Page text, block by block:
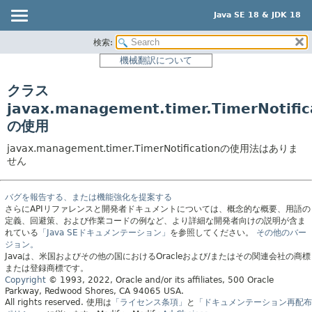
Java SE 18 & JDK 18
パッケージ
クラス
使用
ツリー
新規
非推奨
索引
ヘルプ
検索:
機械翻訳について
クラス
の使用
javax.management.timer.TimerNotificationの使用法はありま
せん
バグを報告する、または機能強化を提案する
さらにAPIリファレンスと開発者ドキュメントについては、概念的な概要、用語の
定義、回避策、および作業コードの例など、より詳細な開発者向けの説明が含ま
れている 「Java SEドキュメンテーション」 を参照してください。
その他のバー
ジョン。
Javaは、米国およびその他の国におけるOracleおよび/またはその関連会社の商標
または登録商標です。
Copyright © 1993, 2022, Oracle and/or its affiliates, 500 Oracle
Parkway, Redwood Shores, CA 94065 USA.
All rights reserved. 使用は 「ライセンス条項」 と
「ドキュメンテーション再配布